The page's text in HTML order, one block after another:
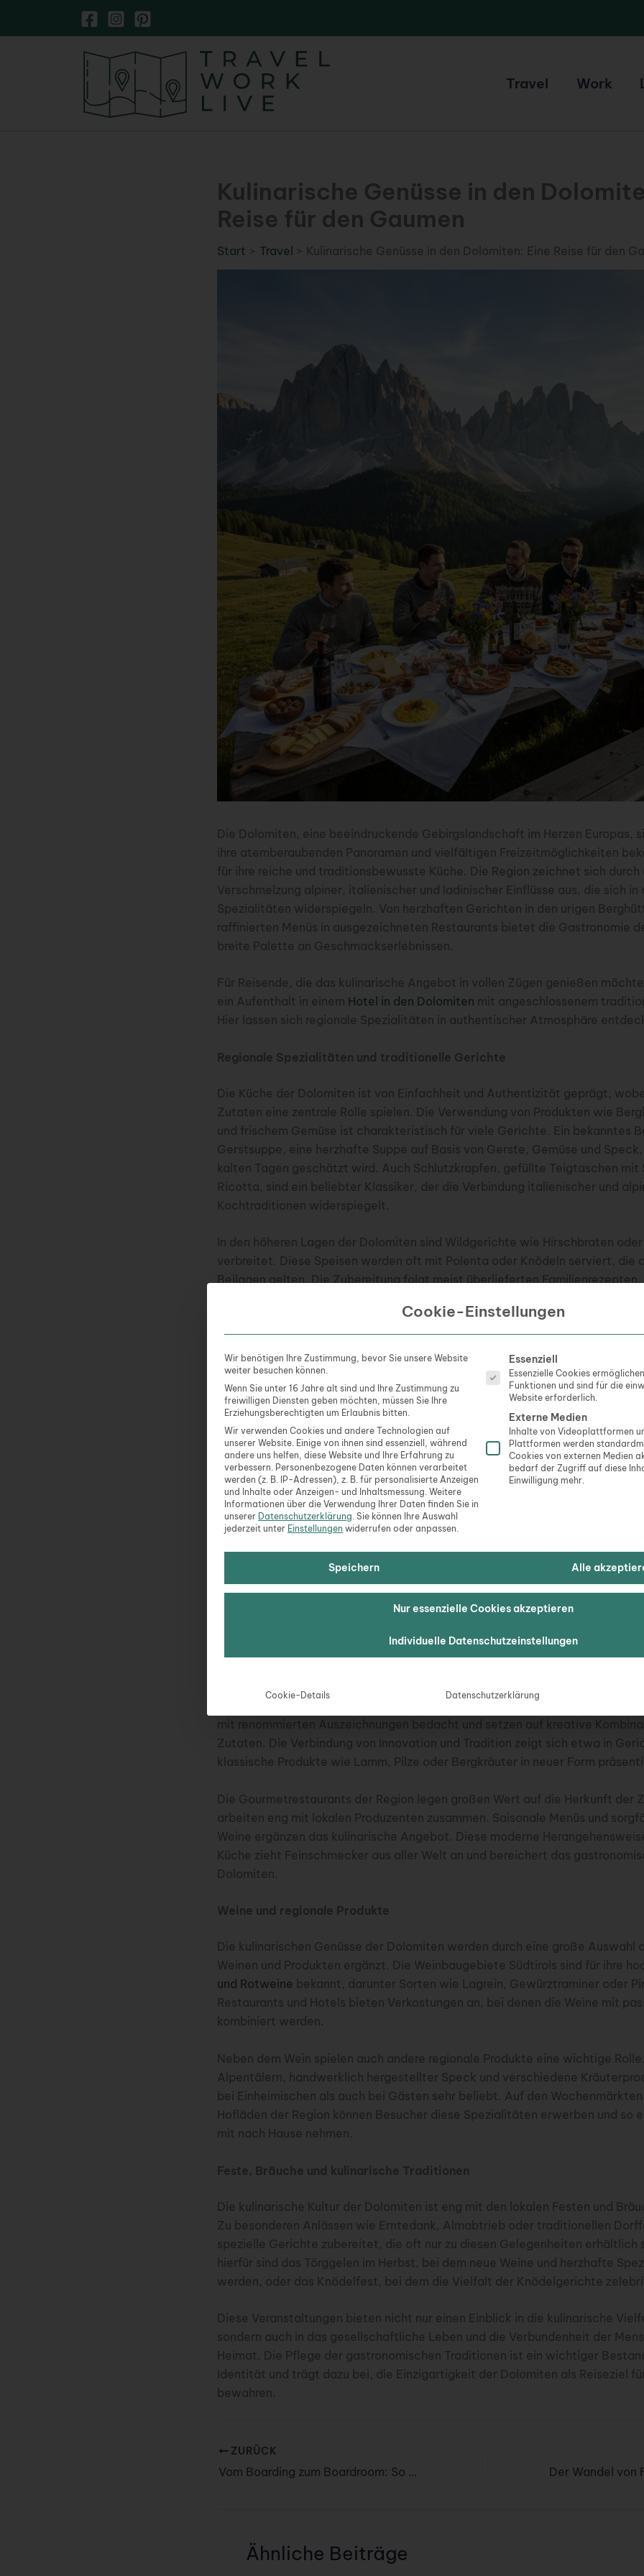
Travel Work
Kulinarische Genüsse in den
Reise für den Gaumen
Start Travel Kulinarische Genüsse in den Dolomiten: Eine Reise für den
Die Dolomiten, eine beeindruckende Gebirgslandschaft im Herzen Europas,
ihre atemberaubenden Panoramen und vielfältigen Freizeitmöglichkeiten
für ihre reiche und traditionsbewusste Küche. Die Region zeichnet sich
Verschmelzung alpiner, italienischer und ladinischer Einflüsse aus, die sich in
Spezialitäten widerspiegeln. Von herzhaften Gerichten in den urigen
raffinierten Menüs in ausgezeichneten Restaurants bietet die Gastronomie
breite Palette an Geschmackserlebnissen.
Für Reisende, die das kulinarische Angebot in vollen Zügen genießen
ein Aufenthalt in einem Hotel in den Dolomiten mit angeschlossenem
Hier lassen sich regionale Spezialitäten in authentischer Atmosphäre
Regionale Spezialitäten und traditionelle Gerichte
Die Küche der Dolomiten ist von Einfachheit und Authentizität geprägt,
Zutaten eine zentrale Rolle spielen. Die Verwendung von Produkten wie
und frischem Gemüse ist charakteristisch für viele Gerichte. Ein bekanntes
Gerstsuppe, eine herzhafte Suppe auf Basis von Gerste, Gemüse und
kalten Tagen geschätzt wird. Auch Schlutzkrapfen, gefüllte Teigtaschen mit
Ricotta, sind ein beliebter Klassiker, der die Verbindung italienischer und
Kochtraditionen widerspiegelt.
In den höheren Lagen der Dolomiten sind Wildgerichte wie Hirschbraten
verbreitet. Diese Speisen werden oft mit Polenta oder Knödeln serviert, die
Beilagen gelten. Die Zubereitung folgt meist überlieferten Familienrezepten,
Die Rolle der Berghütten und Almen
Ein besonderes Erlebnis für Besucher der Dolomiten ist der Besuch einer der
Berghütten und Almen. Diese traditionellen Einkehrmöglichkeiten bieten nicht
willkommene Rast nach einerWanderungoder Skitour, sondern auch die
Spezialitäten in authentischer Umgebung zu kosten. Die Speisekarten sind
konzentrieren sich jedoch auf frische und regionale Zutaten. Typisch sind
Kaiserschmarrn, eine süße Mehlspeise, oder Brettljause, eine deftige
Käse und eingelegtem Gemüse.
und die Einhaltung traditioneller Rezepte großen Wert legen. So entsteht
zwischen kulinarischem Genuss und dem Erleben der alpinen Landschaft,
einen besonderen Reiz ausmacht.
Zutaten. Die Verbindung von Innovation und Tradition zeigt sich etwa in
klassische Produkte wie Lamm, Pilze oder Bergkräuter in neuer Form
Die Gourmetrestaurants der Region legen großen Wert auf die Herkunft der
arbeiten eng mit lokalen Produzenten zusammen. Saisonale Menüs und
Weine ergänzen das kulinarische Angebot. Diese moderne
Küche zieht Feinschmecker aus aller Welt an und bereichert das
Dolomiten.
Weine und regionale Produkte
Die kulinarischen Genüsse der Dolomiten werden durch eine große Auswahl
Weinen und Produkten ergänzt. Die Weinbaugebiete Südtirols sind für ihre
und Rotweine bekannt, darunter Sorten wie Lagrein, Gewürztraminer oder
Restaurants und Hotels bieten Verkostungen an, bei denen die Weine mit
kombiniert werden.
Neben dem Wein spielen auch andere regionale Produkte eine wichtige
Alpentälern, handwerklich hergestellter Speck und verschiedene
bei Einheimischen als auch bei Gästen sehr beliebt. Auf den Wochenmärkten
Hofläden der Region können Besucher diese Spezialitäten erwerben und so
mit nach Hause nehmen.
Feste, Bräuche und kulinarische Traditionen
Die kulinarische Kultur der Dolomiten ist eng mit den lokalen Festen und
Zu besonderen Anlässen wie Erntedank, Almabtrieb oder traditionellen
spezielle Gerichte zubereitet, die oft nur zu diesen Gelegenheiten erhältlich
hierfür sind das Törggelen im Herbst, bei dem neue Weine und herzhafte
werden, oder das Knödelfest, bei dem die Vielfalt der Knödelgerichte
Diese Veranstaltungen bieten nicht nur einen Einblick in die kulinarische
sondern auch in das gesellschaftliche Leben und die Verbundenheit der
Heimat. Die Pflege der gastronomischen Traditionen ist ein wichtiger
Identität und trägt dazu bei, die Einzigartigkeit der Dolomiten als Reiseziel
bewahren.
ZURÜCK
Vom Boarding zum Boardroom: So gewinnen Vielreisende mit professionellem Fahrservice Zeit
Ähnliche Beiträge
Cookie-Einstellungen
Wir benötigen Ihre Zustimmung, bevor Sie unsere Website
weiter besuchen können.
Wenn Sie unter 16 Jahre alt sind und Ihre Zustimmung zu
freiwilligen Diensten geben möchten, müssen Sie Ihre
Erziehungsberechtigten um Erlaubnis bitten.
Wir verwenden Cookies und andere Technologien auf
unserer Website. Einige von ihnen sind essenziell, während
andere uns helfen, diese Website und Ihre Erfahrung zu
verbessern. Personenbezogene Daten können verarbeitet
werden (z. B. IP-Adressen), z. B. für personalisierte Anzeigen
und Inhalte oder Anzeigen- und Inhaltsmessung. Weitere
Informationen über die Verwendung Ihrer Daten finden Sie in
unserer Datenschutzerklärung Sie können Ihre Auswahl
jederzeit unter Einstellungen widerrufen oder anpassen.
Es folgt eine Liste der
Essenziell
Essenzielle Cookies
Funktionen und sind für die
Website erforderlich.
Externe Medien
Inhalte von Videoplattformen
Plattformen werden
Cookies von externen Medien
bedarf der Zugriff auf diese
Einwilligung mehr.
Speichern Alle
Nur essenzielle Cookies akzeptieren
Individuelle Datenschutzeinstellungen
Cookie-Details Datenschutzerklärung